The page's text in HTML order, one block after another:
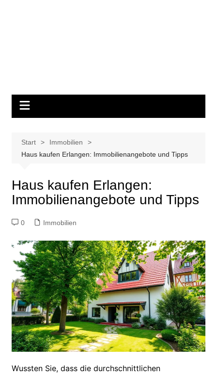
Start
Immobilien
Haus kaufen Erlangen: Immobilienangebote und Tipps
Haus kaufen Erlangen:
Immobilienangebote und Tipps
0 Immobilien
Wussten Sie, dass die durchschnittlichen